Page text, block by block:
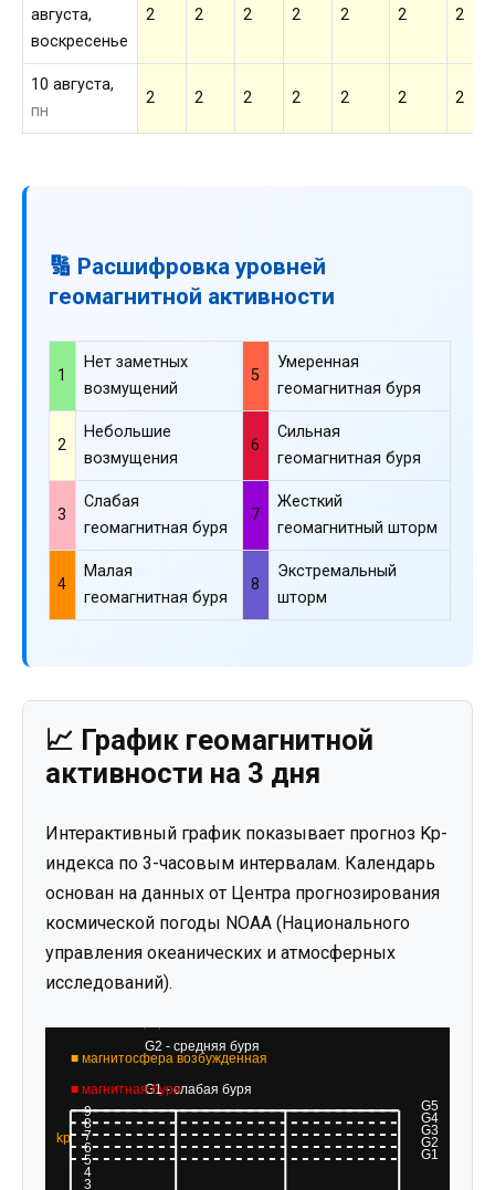
августа,
воскресенье
2 2 2 2 2 2 2
10 августа,
пн
2 2 2 2 2 2 2
🔢 Расшифровка уровней
геомагнитной активности
1
Нет заметных
возмущений
5
Умеренная
геомагнитная буря
2
Небольшие
возмущения
6
Сильная
геомагнитная буря
3
Слабая
геомагнитная буря
7
Жесткий
геомагнитный шторм
4
Малая
геомагнитная буря
8
Экстремальный
шторм
📈 График геомагнитной
активности на 3 дня
Интерактивный график показывает прогноз Kp-
индекса по 3-часовым интервалам. Календарь
основан на данных от Центра прогнозирования
космической погоды NOAA (Национального
управления океанических и атмосферных
исследований).